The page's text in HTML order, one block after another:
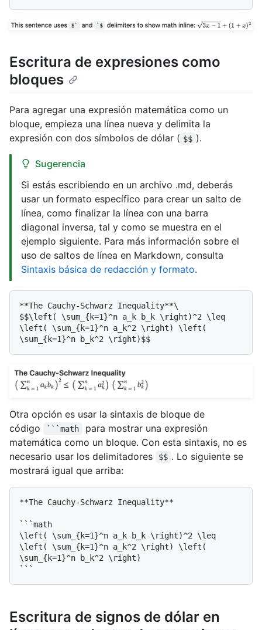
Escritura de expresiones como
bloques
Para agregar una expresión matemática como un
bloque, empieza una línea nueva y delimita la
expresión con dos símbolos de dólar ( $$ ).
Sugerencia
Si estás escribiendo en un archivo .md, deberás
usar un formato específico para crear un salto de
línea, como finalizar la línea con una barra
diagonal inversa, tal y como se muestra en el
ejemplo siguiente. Para más información sobre el
uso de saltos de línea en Markdown, consulta
Sintaxis básica de redacción y formato.
**The Cauchy-Schwarz Inequality**\
$$\left( \sum_{k=1}^n a_k b_k \right)^2 \leq
\left( \sum_{k=1}^n a_k^2 \right) \left(
Otra opción es usar la sintaxis de bloque de
código
```math
para mostrar una expresión
matemática como un bloque. Con esta sintaxis, no es
necesario usar los delimitadores
$$ . Lo siguiente se
mostrará igual que arriba:
**The Cauchy-Schwarz Inequality**
```math
\left( \sum_{k=1}^n a_k b_k \right)^2 \leq
\left( \sum_{k=1}^n a_k^2 \right) \left(
\sum_{k=1}^n b_k^2 \right)
Escritura de signos de dólar en